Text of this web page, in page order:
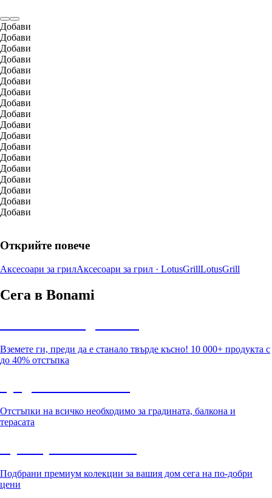
Добави
Добави
Добави
Добави
Добави
Добави
Добави
Добави
Добави
Добави
Добави
Добави
Добави
Добави
Добави
Добави
Добави
Добави
Открийте повече
Аксесоари за грилАксесоари за грил · LotusGrillLotusGrill
Сега в Bonami
Вземете ги, преди да е станало твърде късно! 10 000+ продукта с
до 40% отстъпка
Отстъпки на всичко необходимо за градината, балкона и
терасата
Подбрани премиум колекции за вашия дом сега на по-добри
цени